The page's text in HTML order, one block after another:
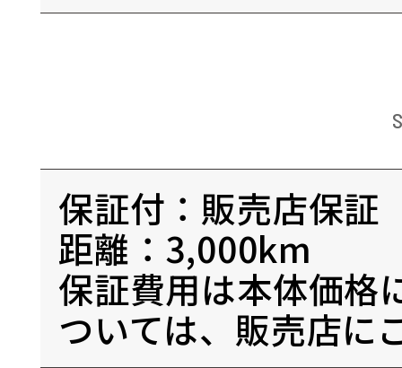
保証付：販売店保
距離：3,000km
保証費用は本体価格
ついては、販売店に